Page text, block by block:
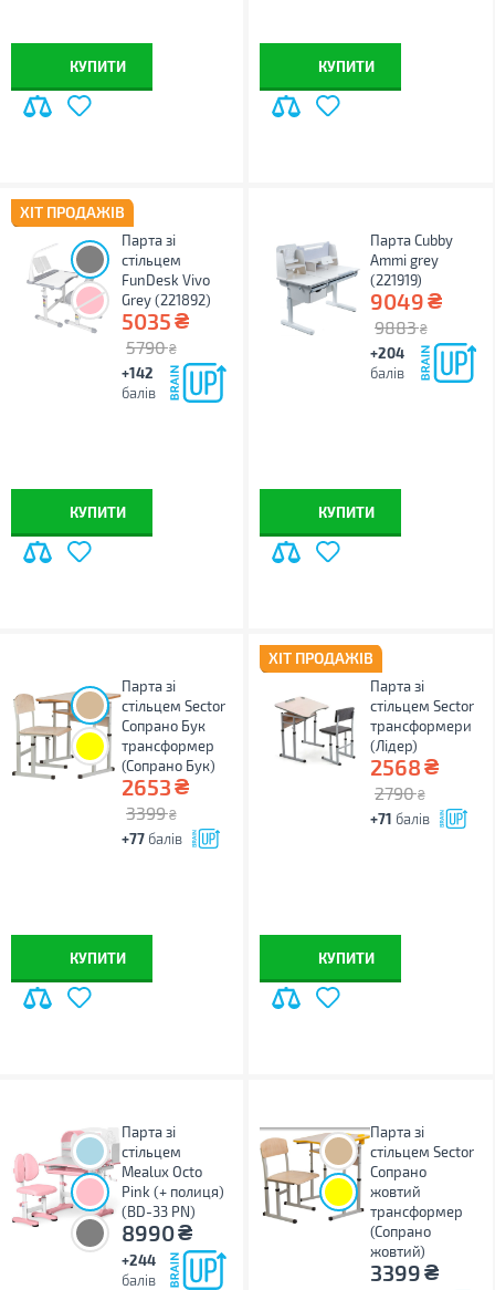
КУПИТИ КУПИТИ
ХІТ ПРОДАЖІВ
Парта зі
стільцем
FunDesk Vivo
Grey (221892)
5035₴
5790 ₴
+142
балів
КУПИТИ
Парта Cubby
Ammi grey
(221919)
9049₴
9883 ₴
+204
балів
КУПИТИ
Парта зі
стільцем Sector
Сопрано Бук
трансформер
(Сопрано Бук)
2653₴
3399 ₴
+77 балів
КУПИТИ
ХІТ ПРОДАЖІВ
Парта зі
стільцем Sector
трансформери
(Лідер)
2568₴
2790 ₴
+71 балів
КУПИТИ
Парта зі
стільцем
Mealux Octo
Pink (+ полиця)
(BD-33 PN)
8990₴
+244
балів
Парта зі
стільцем Sector
Сопрано
жовтий
трансформер
(Сопрано
жовтий)
3399₴